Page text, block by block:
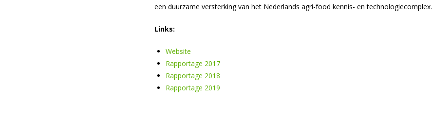
een duurzame versterking van het Nederlands agri-food kennis- en technologiecomplex.
Links:
Website
Rapportage 2017
Rapportage 2018
Rapportage 2019